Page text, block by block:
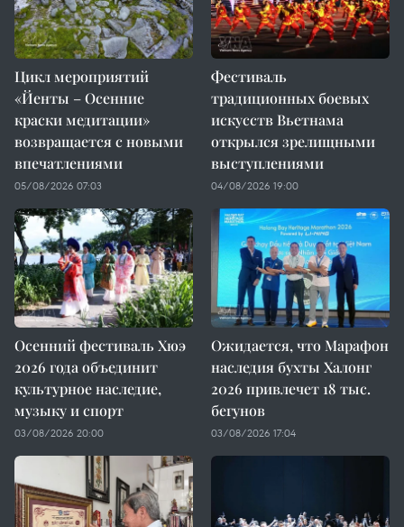
Цикл мероприятий
«Йенты – Осенние
краски медитации»
возвращается с новыми
впечатлениями
05/08/2026 07:03
Фестиваль
традиционных боевых
искусств Вьетнама
открылся зрелищными
выступлениями
04/08/2026 19:00
Осенний фестиваль Хюэ
2026 года объединит
культурное наследие,
музыку и спорт
03/08/2026 20:00
Ожидается, что Марафон
наследия бухты Халонг
2026 привлечет 18 тыс.
бегунов
03/08/2026 17:04